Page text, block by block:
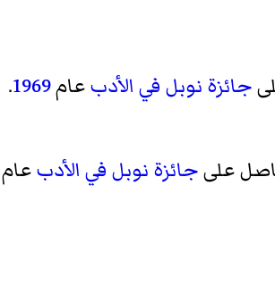
جائزة نوبل في الأدبعام1969
.
علىجائزة نوبل في الأدبعام